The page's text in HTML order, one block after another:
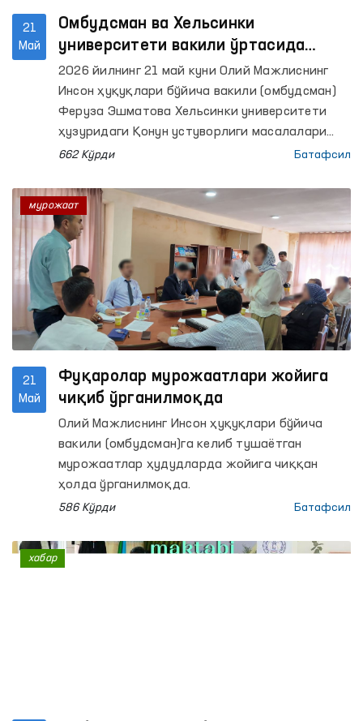
21
Май
Омбудсман ва Хельсинки
университети вакили ўртасида
инсон ҳуқуқларини ҳимоя қилиш
соҳасидаги ҳамкорлик масалалари
муҳокама қилинди
2026 йилнинг 21 май куни Олий Мажлиснинг
Инсон ҳуқуқлари бўйича вакили (омбудсман)
Феруза Эшматова Хельсинки университети
ҳузуридаги Қонун устуворлиги масалалари
марказининг лойиҳаларни режалаштириш
учрашди.
662 Кўрди Батафсил
21
Май
Фуқаролар мурожаатлари жойига
чиқиб ўрганилмоқда
Олий Мажлиснинг Инсон ҳуқуқлари бўйича
вакили (омбудсман)га келиб тушаётган
мурожаатлар ҳудудларда жойига чиққан
ҳолда ўрганилмоқда.
586 Кўрди Батафсил
мурожаат
хабар